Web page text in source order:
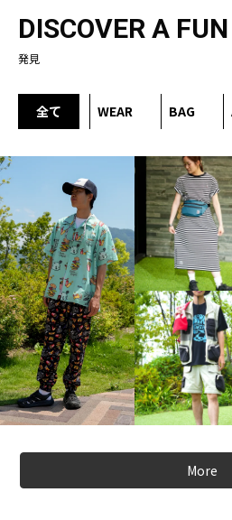
DISCOVER A FUN
発見
全て WEAR BAG
More